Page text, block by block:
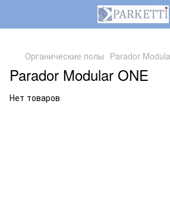
Органические полы Parador
Parador Modular ONE
Нет товаров